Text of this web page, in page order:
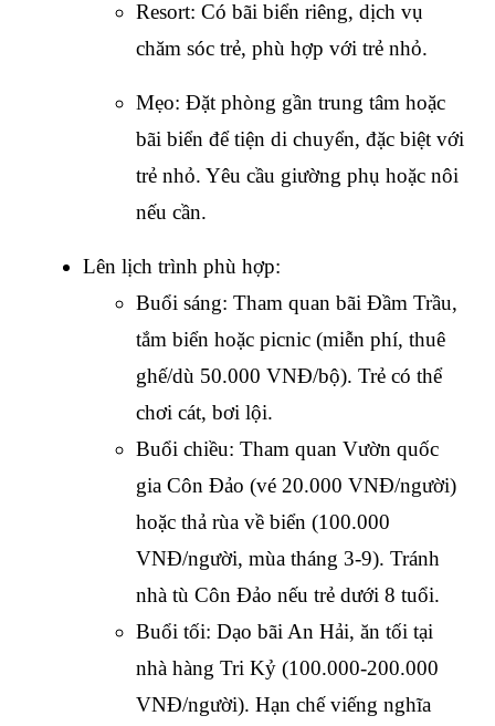
Resort: Có bãi biển riêng, dịch vụ
chăm sóc trẻ, phù hợp với trẻ nhỏ.
Mẹo: Đặt phòng gần trung tâm hoặc
bãi biển để tiện di chuyển, đặc biệt với
trẻ nhỏ. Yêu cầu giường phụ hoặc nôi
nếu cần.
Lên lịch trình phù hợp:
Buổi sáng: Tham quan bãi Đầm Trầu,
tắm biển hoặc picnic (miễn phí, thuê
ghế/dù 50.000 VNĐ/bộ). Trẻ có thể
chơi cát, bơi lội.
Buổi chiều: Tham quan Vườn quốc
gia Côn Đảo (vé 20.000 VNĐ/người)
hoặc thả rùa về biển (100.000
VNĐ/người, mùa tháng 3-9). Tránh
nhà tù Côn Đảo nếu trẻ dưới 8 tuổi.
Buổi tối: Dạo bãi An Hải, ăn tối tại
nhà hàng Tri Kỷ (100.000-200.000
VNĐ/người). Hạn chế viếng nghĩa